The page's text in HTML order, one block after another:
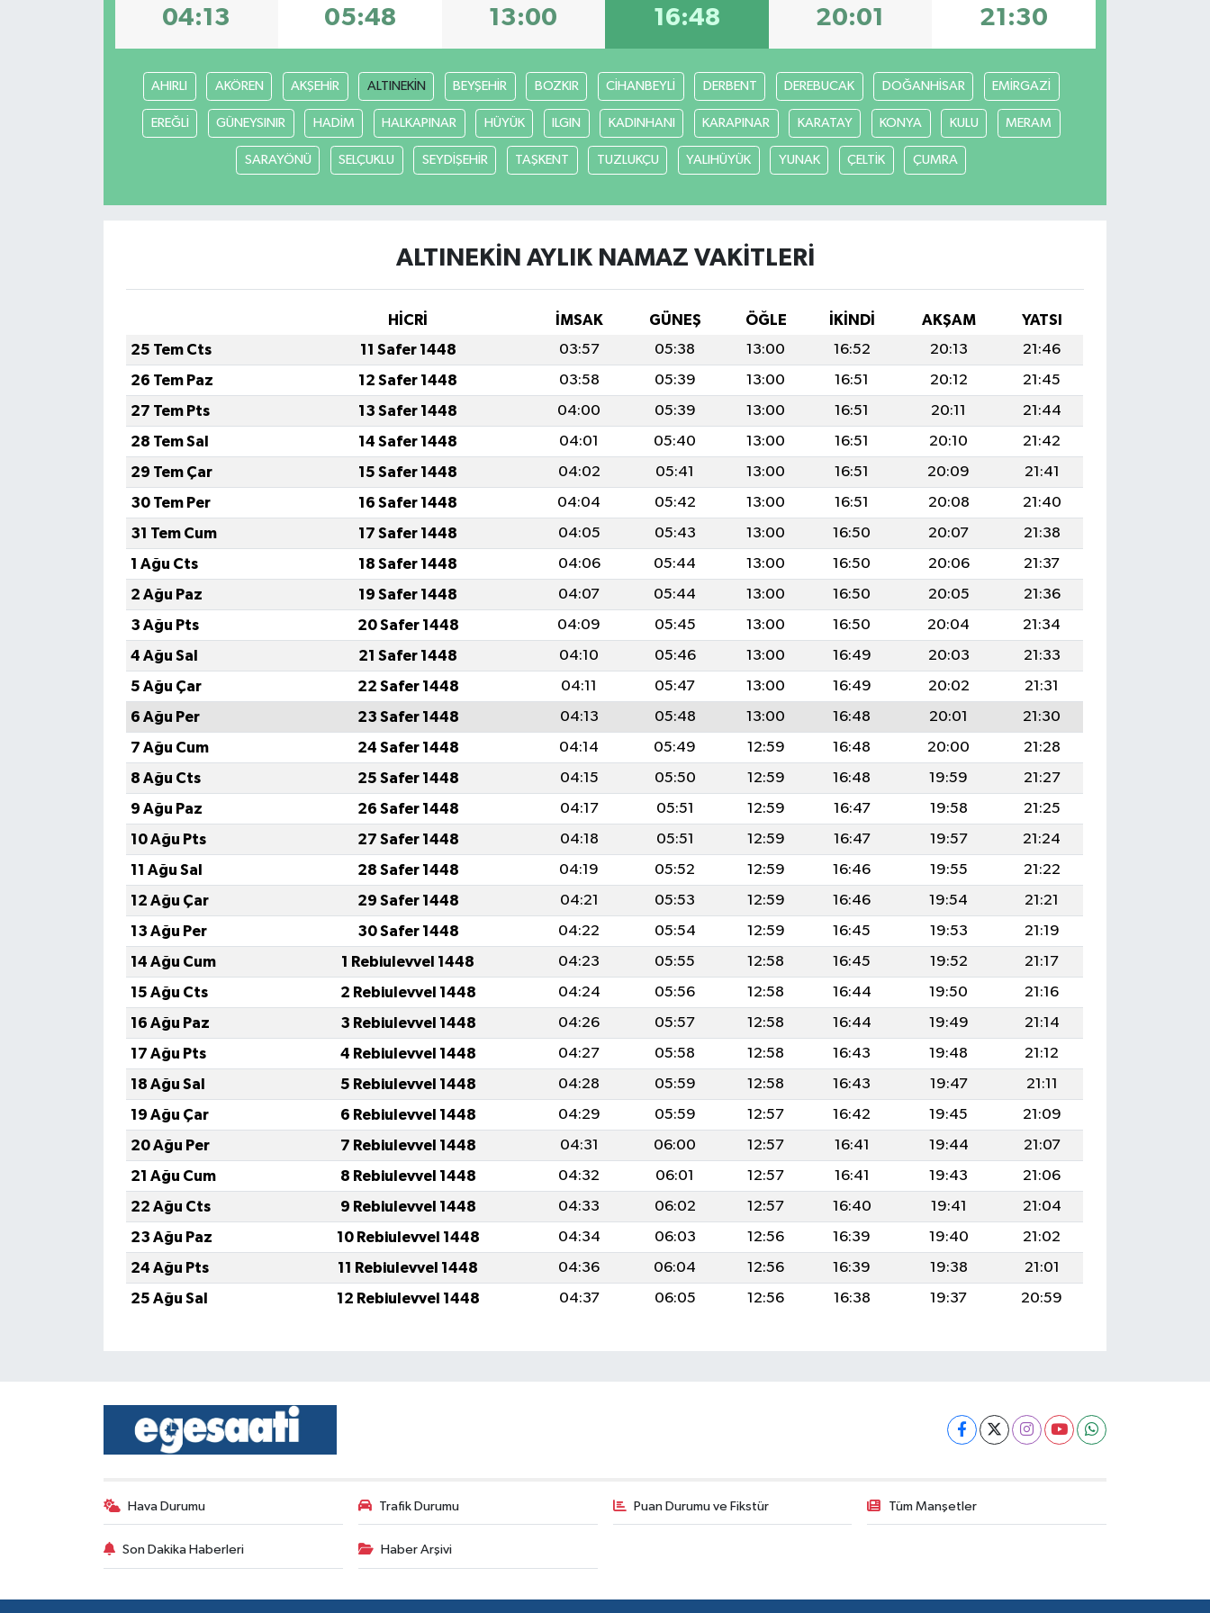
04:13 05:48 13:00 16:48 20:01 21:30
AHIRLI AKÖREN AKŞEHİR ALTINEKİN BEYŞEHİR BOZKIR CİHANBEYLİ DERBENT DEREBUCAK DOĞANHİSAR EMİRGAZİ
EREĞLİ GÜNEYSINIR HADİM HALKAPINAR HÜYÜK ILGIN KADINHANI KARAPINAR KARATAY KONYA KULU MERAM
SARAYÖNÜ SELÇUKLU SEYDİŞEHİR TAŞKENT TUZLUKÇU YALIHÜYÜK YUNAK ÇELTİK ÇUMRA
ALTINEKİN AYLIK NAMAZ VAKITLERI
HİCRİ İMSAK GÜNEŞ ÖĞLE İKINDI AKŞAM
YATSI
25 Tem Cts
11 Safer 1448 03:57 05:38 13:00 16:52 20:13
21:46
26 Tem Paz
12 Safer 1448 03:58 05:39 13:00 16:51 20:12
21:45
27 Tem Pts
13 Safer 1448 04:00 05:39 13:00 16:51 20:11
21:44
28 Tem Sal
14 Safer 1448 04:01 05:40 13:00 16:51 20:10
21:42
29 Tem Çar
15 Safer 1448 04:02 05:41 13:00 16:51 20:09
21:41
30 Tem Per
16 Safer 1448 04:04 05:42 13:00 16:51 20:08
21:40
31 Tem Cum
17 Safer 1448 04:05 05:43 13:00 16:50 20:07
21:38
1 Ağu Cts
18 Safer 1448 04:06 05:44 13:00 16:50 20:06
21:37
2 Ağu Paz
19 Safer 1448 04:07 05:44 13:00 16:50 20:05
21:36
3 Ağu Pts
20 Safer 1448 04:09 05:45 13:00 16:50 20:04
21:34
4 Ağu Sal
21 Safer 1448 04:10 05:46 13:00 16:49 20:03
21:33
5 Ağu Çar
22 Safer 1448 04:11 05:47 13:00 16:49 20:02
21:31
6 Ağu Per
23 Safer 1448 04:13 05:48 13:00 16:48 20:01
21:30
7 Ağu Cum
24 Safer 1448 04:14 05:49 12:59 16:48 20:00
21:28
8 Ağu Cts
25 Safer 1448 04:15 05:50 12:59 16:48 19:59
21:27
9 Ağu Paz
26 Safer 1448 04:17 05:51 12:59 16:47 19:58
21:25
10 Ağu Pts
27 Safer 1448 04:18 05:51 12:59 16:47 19:57
21:24
11 Ağu Sal
28 Safer 1448 04:19 05:52 12:59 16:46 19:55
21:22
12 Ağu Çar
29 Safer 1448 04:21 05:53 12:59 16:46 19:54
21:21
13 Ağu Per
30 Safer 1448 04:22 05:54 12:59 16:45 19:53
21:19
14 Ağu Cum
1 Rebiulevvel 1448 04:23 05:55 12:58 16:45 19:52
21:17
15 Ağu Cts
2 Rebiulevvel 1448 04:24 05:56 12:58 16:44 19:50
21:16
16 Ağu Paz
3 Rebiulevvel 1448 04:26 05:57 12:58 16:44 19:49
21:14
17 Ağu Pts
4 Rebiulevvel 1448 04:27 05:58 12:58 16:43 19:48
21:12
18 Ağu Sal
5 Rebiulevvel 1448 04:28 05:59 12:58 16:43 19:47
21:11
19 Ağu Çar
6 Rebiulevvel 1448 04:29 05:59 12:57 16:42 19:45
21:09
20 Ağu Per
7 Rebiulevvel 1448 04:31 06:00 12:57 16:41 19:44
21:07
21 Ağu Cum
8 Rebiulevvel 1448 04:32 06:01 12:57 16:41 19:43
21:06
22 Ağu Cts
9 Rebiulevvel 1448 04:33 06:02 12:57 16:40 19:41
21:04
23 Ağu Paz
10 Rebiulevvel 1448 04:34 06:03 12:56 16:39 19:40
21:02
24 Ağu Pts
11 Rebiulevvel 1448 04:36 06:04 12:56 16:39 19:38
21:01
25 Ağu Sal
12 Rebiulevvel 1448 04:37 06:05 12:56 16:38 19:37 20:59
Hava Durumu Trafik Durumu Puan Durumu ve Fikstür Tüm Manşetler
Son Dakika Haberleri Haber Arşivi